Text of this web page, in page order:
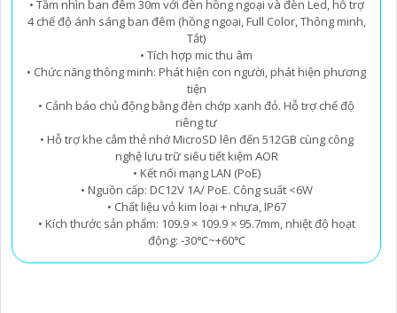
• Tầm nhìn ban đêm 30m với đèn hồng ngoại và đèn Led, hỗ trợ
4 chế độ ánh sáng ban đêm (hồng ngoại, Full Color, Thông minh,
Tắt)
• Tích hợp mic thu âm
• Chức năng thông minh: Phát hiện con người, phát hiện phương
tiện
• Cảnh báo chủ động bằng đèn chớp xanh đỏ. Hỗ trợ chế độ
riêng tư
• Hỗ trợ khe cắm thẻ nhớ MicroSD lên đến 512GB cùng công
nghệ lưu trữ siêu tiết kiệm AOR
• Kết nối mạng LAN (PoE)
• Nguồn cấp: DC12V 1A/ PoE. Công suất <6W
• Chất liệu vỏ kim loại + nhựa, IP67
• Kích thước sản phẩm: 109.9 × 109.9 × 95.7mm, nhiệt độ hoạt
động: -30℃~+60℃